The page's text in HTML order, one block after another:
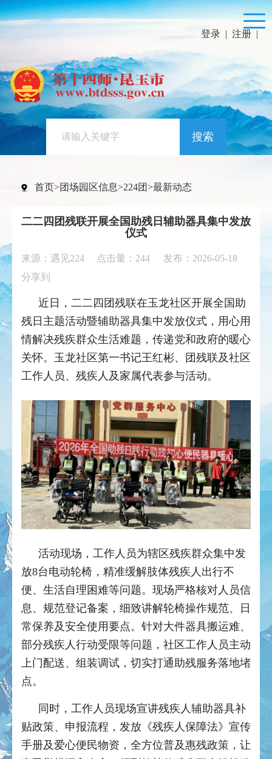
登录 | 注册 |
搜索
首页>团场园区信息>224团>最新动态
二二四团残联开展全国助残日辅助器具集中发放
仪式
来源：遇见224 点击量： 244
发布：2026-05-18
分享到
近日，二二四团残联在玉龙社区开展全国助
残日主题活动暨辅助器具集中发放仪式，用心用
情解决残疾群众生活难题，传递党和政府的暖心
关怀。玉龙社区第一书记王红彬、团残联及社区
工作人员、残疾人及家属代表参与活动。
活动现场，工作人员为辖区残疾群众集中发
放8台电动轮椅，精准缓解肢体残疾人出行不
便、生活自理困难等问题。现场严格核对人员信
息、规范登记备案，细致讲解轮椅操作规范、日
常保养及安全使用要点。针对大件器具搬运难、
部分残疾人行动受限等问题，社区工作人员主动
上门配送、组装调试，切实打通助残服务落地堵
点。
同时，工作人员现场宣讲残疾人辅助器具补
贴政策、申报流程，发放《残疾人保障法》宣传
手册及爱心便民物资，全方位普及惠残政策，让